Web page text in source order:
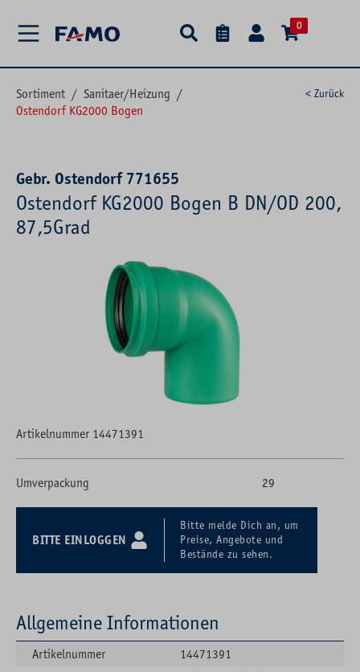
0
Sortiment / Sanitaer/Heizung /
Ostendorf KG2000 Bogen
< Zurück
Gebr. Ostendorf 771655
Ostendorf KG2000 Bogen B DN/OD 200,
87,5Grad
Bildergalerie überspringen
Artikelnummer 14471391
Umverpackung 29
BITTE EINLOGGEN
Bitte melde Dich an, um
Preise, Angebote und
Bestände zu sehen.
Allgemeine Informationen
Artikelnummer
14471391